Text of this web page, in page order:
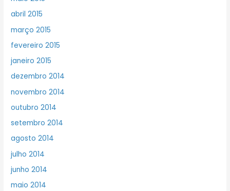
abril 2015
março 2015
fevereiro 2015
janeiro 2015
dezembro 2014
novembro 2014
outubro 2014
setembro 2014
agosto 2014
julho 2014
junho 2014
maio 2014